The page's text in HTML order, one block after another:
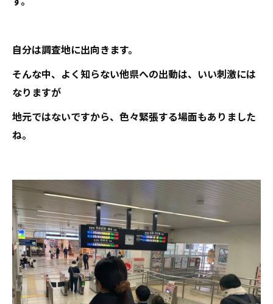
自分は調査地に出向きます。
そんな中、よく知らない他県への出動は、いい刺激には
なりますが
地元ではないですから、色々緊張する場面もありました
ね。